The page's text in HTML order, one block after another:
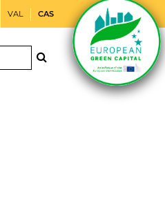
VAL CAS